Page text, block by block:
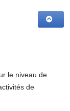
le niveau de
de